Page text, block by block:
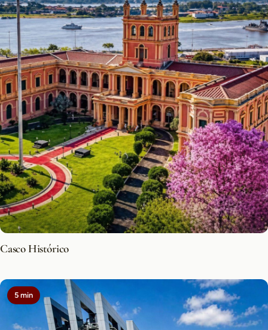
Casco Histórico
5 min